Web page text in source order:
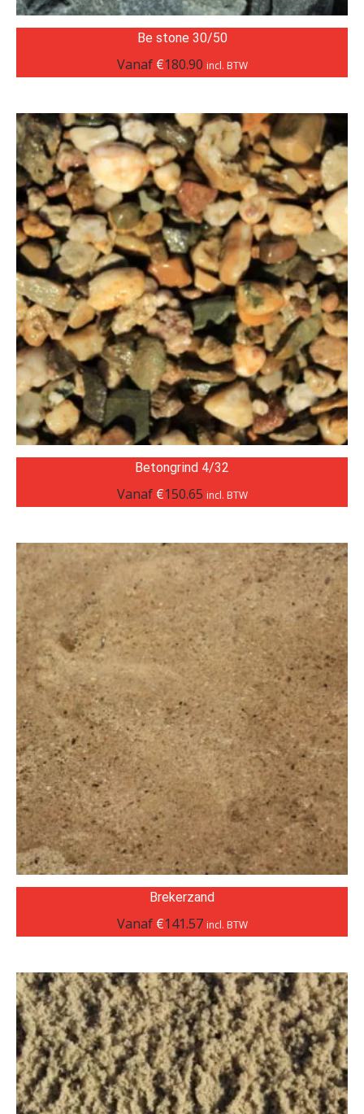
Be stone 30/50
Vanaf €180.90 incl. BTW
Betongrind 4/32
Vanaf €150.65 incl. BTW
Brekerzand
Vanaf €141.57 incl. BTW